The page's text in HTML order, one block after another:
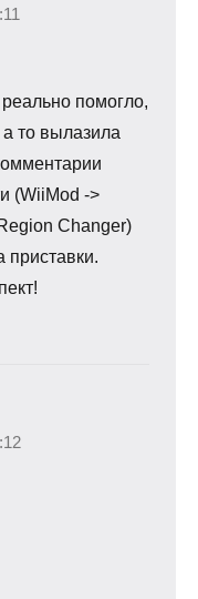
помогло,
а то вылазила
(WiiMod ->
Changer)
приставки.